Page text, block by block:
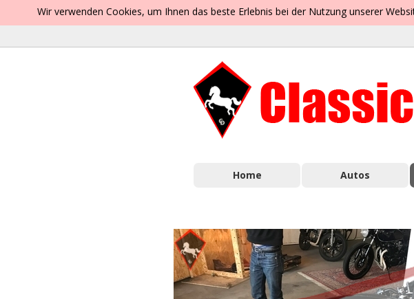
Wir verwenden Cookies, um Ihnen das beste Erlebnis bei der Nutzung unserer
Home Autos